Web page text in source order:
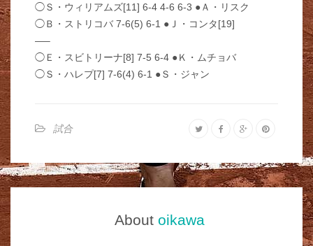
◯Ｓ・ウィリアムズ[11] 6-4 4-6 6-3 ●Ａ・リスク
◯Ｂ・ストリコバ 7-6(5) 6-1 ●Ｊ・コンタ[19]
—–
◯Ｅ・スビトリーナ[8] 7-5 6-4 ●Ｋ・ムチョバ
◯Ｓ・ハレプ[7] 7-6(4) 6-1 ●Ｓ・ジャン
試合
About oikawa